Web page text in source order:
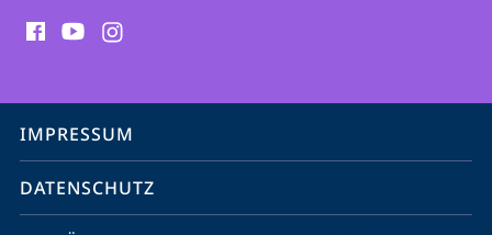
Media
Service-
Navigation
IMPRESSUM
DATENSCHUTZ